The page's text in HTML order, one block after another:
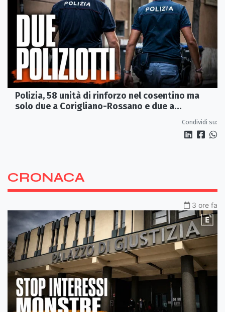
Polizia, 58 unità di rinforzo nel cosentino ma
solo due a Corigliano-Rossano e due a
Condividi su:
CRONACA
3 ore fa